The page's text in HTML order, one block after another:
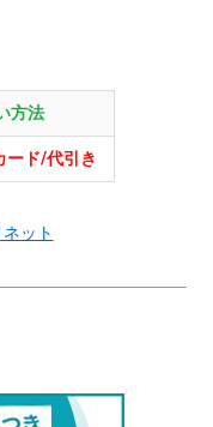
方法
ード/代引き
ット